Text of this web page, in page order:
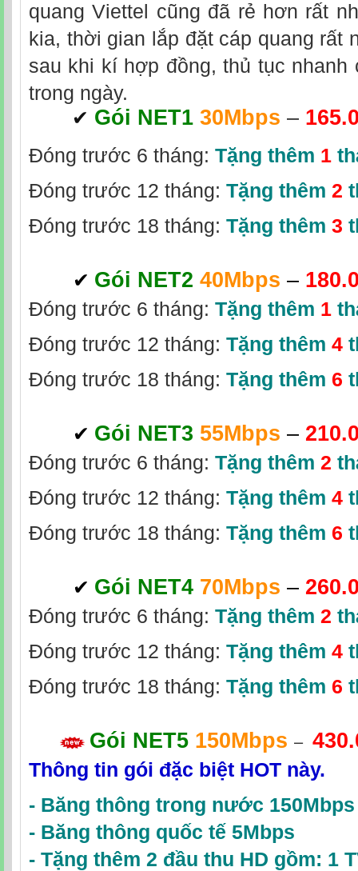
quang Viettel cũng đã rẻ hơn rất
kia, thời gian lắp đặt cáp quang rất
sau khi kí hợp đồng, thủ tục nhanh
trong ngày.
✔ Gói NET1 30Mbps –
Đóng trước 6 tháng: Tặng thêm 1
Đóng trước 12 tháng: Tặng thêm 2
Đóng trước 18 tháng: Tặng thêm 3
✔ Gói NET2 40Mbps –
Đóng trước 6 tháng: Tặng thêm 1
Đóng trước 12 tháng: Tặng thêm 4
Đóng trước 18 tháng: Tặng thêm 6
✔ Gói NET3 55Mbps –
Đóng trước 6 tháng: Tặng thêm 2
Đóng trước 12 tháng: Tặng thêm 4
Đóng trước 18 tháng: Tặng thêm 6
✔ Gói NET4 70Mbps –
Đóng trước 6 tháng: Tặng thêm 2
Đóng trước 12 tháng: Tặng thêm 4
Đóng trước 18 tháng: Tặng thêm 6
Gói NET5 150Mbps –
Thông tin gói đặc biệt HOT này.
- Băng thông trong nước 150Mbps
- Băng thông quốc tế 5Mbps
- Tặng thêm 2 đầu thu HD gồm: 1